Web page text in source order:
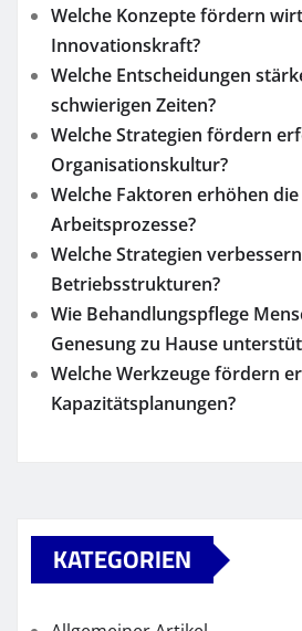
Welche Konzepte fördern
Innovationskraft?
Welche Entscheidungen
schwierigen Zeiten?
Welche Strategien fördern
Organisationskultur?
Welche Faktoren erhöhen
Arbeitsprozesse?
Welche Strategien
Betriebsstrukturen?
Wie Behandlungspflege
Genesung zu Hause
Welche Werkzeuge fördern
Kapazitätsplanungen?
KATEGORIEN